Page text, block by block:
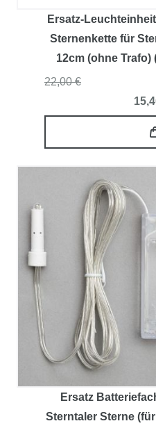
Ersatz-
Sternenkette für
12cm (ohne
22,00 €
Ersatz
Sterntaler Sterne